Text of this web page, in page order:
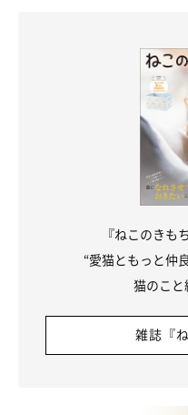
食後はたっ
『ねこのきも
“愛猫ともっと仲
猫のこと
雑誌『